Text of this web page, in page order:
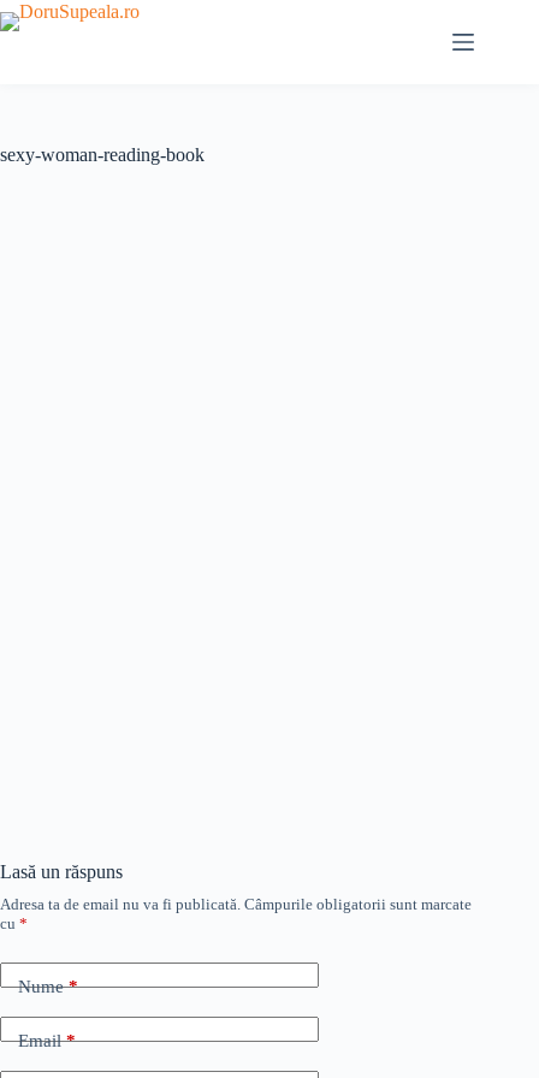
Sari
la
sexy-woman-reading-book
Lasă un răspuns
Adresa ta de email nu va fi publicată. Câmpurile obligatorii sunt marcate
cu *
Nume*
Email*